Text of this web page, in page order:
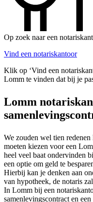
Op zoek naar een
Vind een notariskantoor
Klik op ‘Vind een
Lomm te vinden dat bij je
Lomm
We zouden wel tien
moeten kiezen voor een
heel veel baat ondervinden
een optie om geld te
Hierbij kan je denken aan
van hypotheek, de notaris
In Lomm bij een
samenlevingscontract en